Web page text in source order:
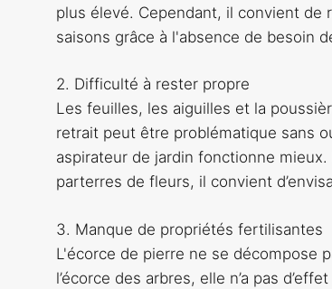
plus élevé. Cependant, il convient
saisons grâce à l'absence de besoin
2. Difficulté à rester propre
Les feuilles, les aiguilles et la
retrait peut être problématique sans
aspirateur de jardin fonctionne
parterres de fleurs, il convient
3. Manque de propriétés fertilisantes
L'écorce de pierre ne se décompose
l’écorce des arbres, elle n’a pas